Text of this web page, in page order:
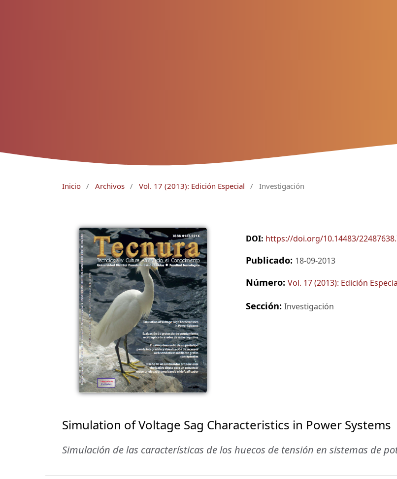
Inicio / Archivos / Vol. 17 (2013): Edición Especial / Investigación
DOI: https://doi.org/10.14483/
Publicado: 18-09-2013
Número: Vol. 17 (2013): Edición
Sección: Investigación
Simulation of Voltage Sag Characteristics in Power Systems
Simulación de las características de los huecos de tensión en sistemas de